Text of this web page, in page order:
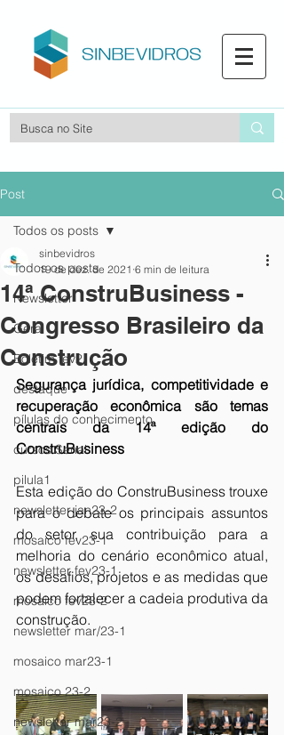
Post
Todos os posts
Newsletter
Geral
Boletim fev2
destaque
pílulas do conhecimento
cursos Senai
pilula1
newsletter jan23-2
mosaico fev23-1
newsletter fev23-1
mosaico fev23-2
newsletter mar/23-1
mosaico mar23-1
mosaico 23-2
newsletter mar23-2
Todos os posts
14ª ConstruBusiness -
Congresso Brasileiro da
Construção
sinbevidros
19 de dez. de 2021 6 min de leitura
Segurança jurídica, competitividade e
recuperação econômica são temas
centrais da 14ª edição do
ConstruBusiness
Esta edição do ConstruBusiness trouxe
para o debate os principais assuntos
do setor, sua contribuição para a
melhoria do cenário econômico atual,
os desafios, projetos e as medidas que
podem fortalecer a cadeia produtiva da
construção.